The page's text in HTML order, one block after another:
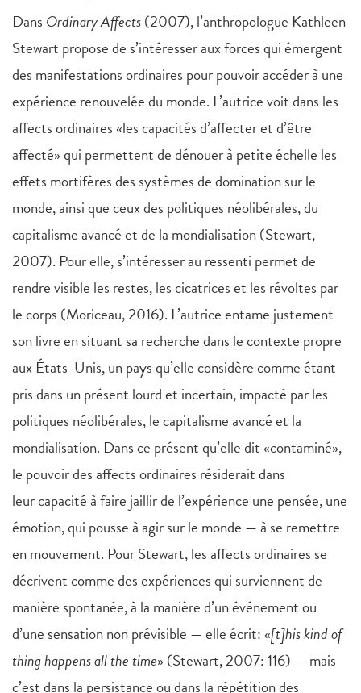
Dans Ordinary Affects(2007), l’anthropologue Kathleen
Stewart propose de s’intéresser aux forces qui émergent
des manifestations ordinaires pour pouvoir accéder à une
expérience renouvelée du monde. L’autrice voit dans les
affects ordinaires «les capacités d’affecter et d’être
affecté» qui permettent de dénouer à petite échelle les
effets mortifères des systèmes de domination sur le
monde, ainsi que ceux des politiques néolibérales, du
capitalisme avancé et de la mondialisation (Stewart,
2007). Pour elle, s’intéresser au ressenti permet de
rendre visible les restes, les cicatrices et les révoltes par
le corps (Moriceau, 2016). L’autrice entame justement
son livre en situant sa recherche dans le contexte propre
aux États-Unis, un pays qu’elle considère comme étant
pris dans un présent lourd et incertain, impacté par les
politiques néolibérales, le capitalisme avancé et la
mondialisation. Dans ce présent qu’elle dit «contaminé»,
le pouvoir des affects ordinaires résiderait dans
leur capacité à faire jaillir de l’expérience une pensée, une
émotion, qui pousse à agir sur le monde — à se remettre
en mouvement. Pour Stewart, les affects ordinaires se
décrivent comme des expériences qui surviennent de
manière spontanée, à la manière d’un événement ou
d’une sensation non prévisible — elle écrit: «[t]his kind of
thing happens all the time» (Stewart, 2007: 116) — mais
c’est dans la persistance ou dans la répétition des